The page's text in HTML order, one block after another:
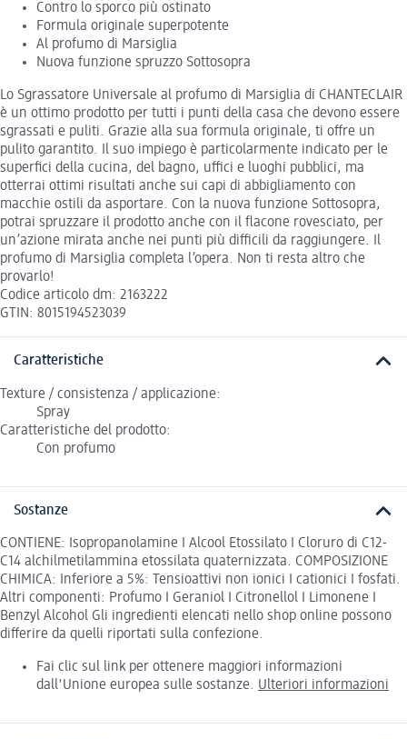
Contro lo sporco più ostinato
Formula originale superpotente
Al profumo di Marsiglia
Nuova funzione spruzzo Sottosopra
Lo Sgrassatore Universale al profumo di Marsiglia di CHANTECLAIR
è un ottimo prodotto per tutti i punti della casa che devono essere
sgrassati e puliti. Grazie alla sua formula originale, ti offre un
pulito garantito. Il suo impiego è particolarmente indicato per le
superfici della cucina, del bagno, uffici e luoghi pubblici, ma
otterrai ottimi risultati anche sui capi di abbigliamento con
macchie ostili da asportare. Con la nuova funzione Sottosopra,
potrai spruzzare il prodotto anche con il flacone rovesciato, per
un’azione mirata anche nei punti più difficili da raggiungere. Il
profumo di Marsiglia completa l’opera. Non ti resta altro che
provarlo!
Codice articolo dm: 2163222
GTIN: 8015194523039
Caratteristiche
Texture / consistenza / applicazione:
Spray
Caratteristiche del prodotto:
Con profumo
Sostanze
CONTIENE: Isopropanolamine I Alcool Etossilato I Cloruro di C12-
C14 alchilmetilammina etossilata quaternizzata. COMPOSIZIONE
CHIMICA: Inferiore a 5%: Tensioattivi non ionici I cationici I fosfati.
Altri componenti: Profumo I Geraniol I Citronellol I Limonene I
Benzyl Alcohol Gli ingredienti elencati nello shop online possono
differire da quelli riportati sulla confezione.
Fai clic sul link per ottenere maggiori informazioni
dall'Unione europea sulle sostanze. Ulteriori informazioni